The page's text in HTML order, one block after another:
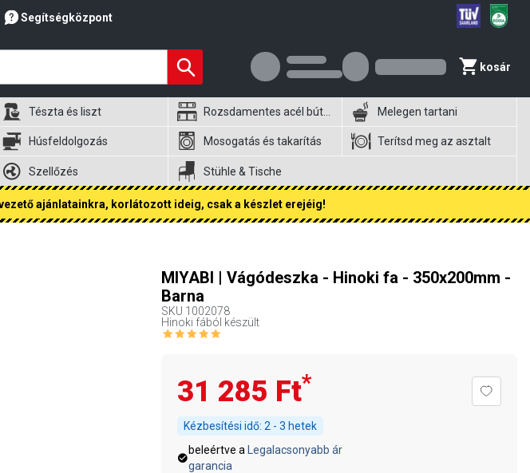
Segítségközpont
kosár
Tészta és liszt Rozsdamentes acél bútorok Melegen tartani
Húsfeldolgozás Mosogatás és takarítás Terítsd meg az asztalt
Szellőzés Stühle & Tische
ajánlatainkra, korlátozott ideig, csak a készlet erejéig!
MIYABI | Vágódeszka - Hinoki fa - 350x200mm -
Barna
SKU 1002078
Hinoki fából készült
31 285 Ft*
Kézbesítési idő: 2 - 3 hetek
beleértve a
Legalacsonyabb ár
garancia